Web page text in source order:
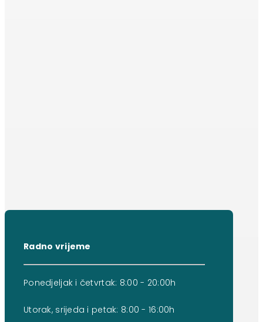
Radno vrijeme
Ponedjeljak i četvrtak: 8:00 - 20:00h
Utorak, srijeda i petak: 8:00 - 16:00h